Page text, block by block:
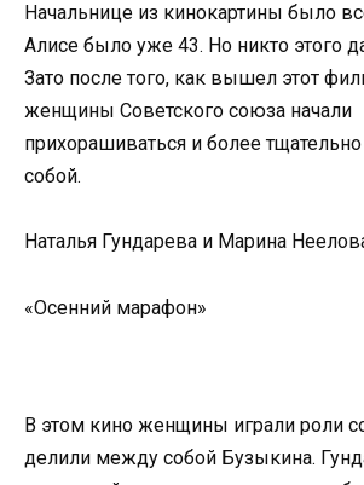
Начальнице из кинокартины было
Алисе было уже 43. Но никто этого
Зато после того, как вышел этот
женщины Советского союза начали
прихорашиваться и более
собой.
Наталья Гундарева и Марина
«Осенний марафон»
В этом кино женщины играли роли
делили между собой Бузыкина.